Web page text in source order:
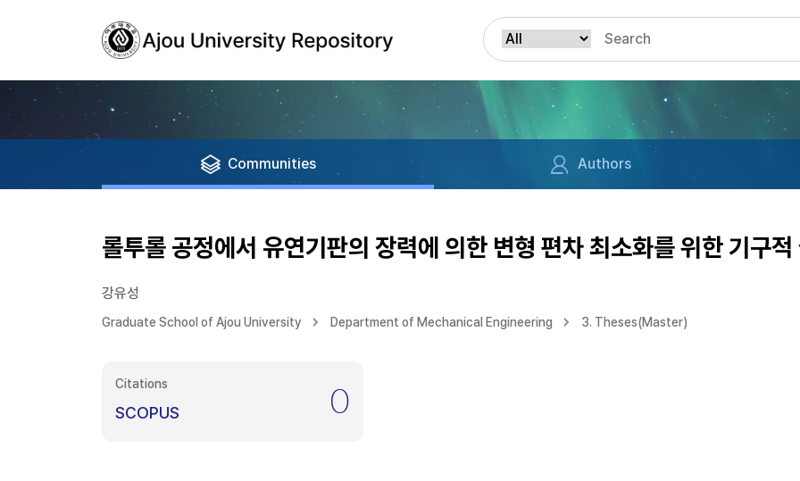
Communities Authors
롤투롤 공정에서 유연기판의 장력에 의한 변형 편차 최소화를 위한 기구
강유성
Graduate School of Ajou University Department of Mechanical Engineering 3. Theses(Master)
Citations
SCOPUS 0